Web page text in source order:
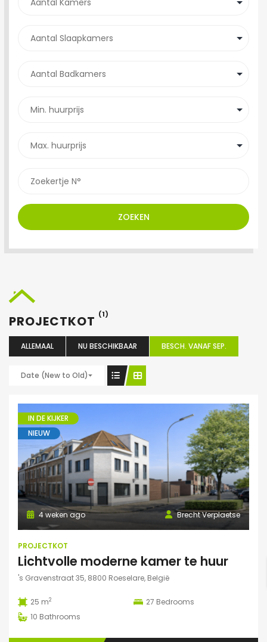
ZOEKEN
PROJECTKOT (1)
ALLEMAAL NU BESCHIKBAAR BESCH. VANAF SEP.
Date (New to Old)
IN DE KIJKER
NIEUW
Brecht Verplaetse
4 weken ago
PROJECTKOT
Lichtvolle moderne kamer te huur
's Gravenstraat 35, 8800 Roeselare, België
25 m2 27 Bedrooms
10 Bathrooms